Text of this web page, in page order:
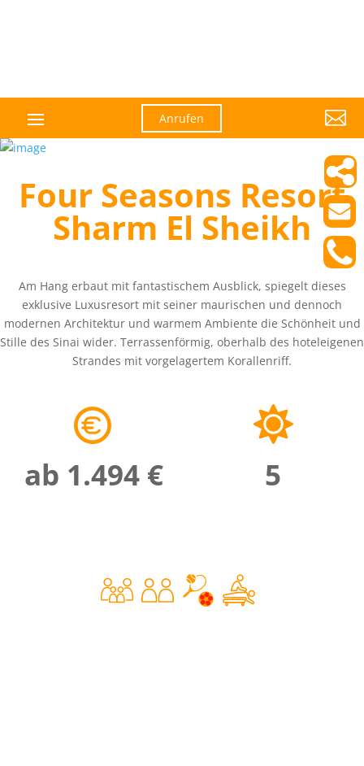
Anrufen 
Four Seasons Resort
Sharm El Sheikh
Am Hang erbaut mit fantastischem Ausblick, spiegelt dieses
exklusive Luxusresort mit seiner maurischen und dennoch
modernen Architektur und warmem Ambiente die Schönheit und
Stille des Sinai wider. Terrassenförmig, oberhalb des hoteleigenen
Strandes mit vorgelagertem Korallenriff.
ab 1.494 € 5